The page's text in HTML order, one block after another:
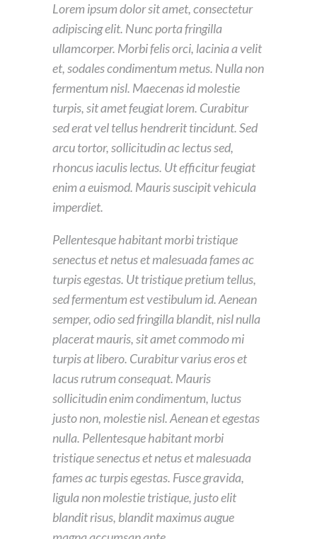
Lorem ipsum dolor sit amet, consectetur
adipiscing elit. Nunc porta fringilla
ullamcorper. Morbi felis orci, lacinia a velit
et, sodales condimentum metus. Nulla non
fermentum nisl. Maecenas id molestie
turpis, sit amet feugiat lorem. Curabitur
sed erat vel tellus hendrerit tincidunt. Sed
arcu tortor, sollicitudin ac lectus sed,
rhoncus iaculis lectus. Ut efficitur feugiat
enim a euismod. Mauris suscipit vehicula
imperdiet.
Pellentesque habitant morbi tristique
senectus et netus et malesuada fames ac
turpis egestas. Ut tristique pretium tellus,
sed fermentum est vestibulum id. Aenean
semper, odio sed fringilla blandit, nisl nulla
placerat mauris, sit amet commodo mi
turpis at libero. Curabitur varius eros et
lacus rutrum consequat. Mauris
sollicitudin enim condimentum, luctus
justo non, molestie nisl. Aenean et egestas
nulla. Pellentesque habitant morbi
tristique senectus et netus et malesuada
fames ac turpis egestas. Fusce gravida,
ligula non molestie tristique, justo elit
blandit risus, blandit maximus augue